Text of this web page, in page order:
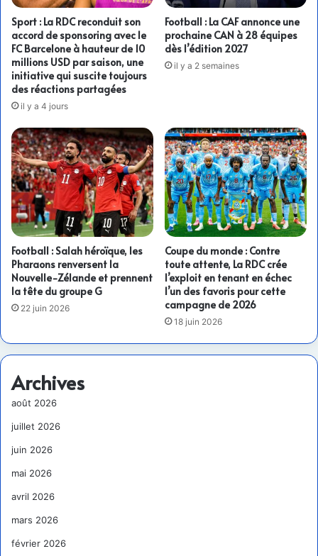
Sport : La RDC reconduit son
accord de sponsoring avec le
FC Barcelone à hauteur de 10
millions USD par saison, une
initiative qui suscite toujours
des réactions partagées
il y a 4 jours
Football : La CAF annonce une
prochaine CAN à 28 équipes
dès l’édition 2027
il y a 2 semaines
Football : Salah héroïque, les
Pharaons renversent la
Nouvelle-Zélande et prennent
la tête du groupe G
22 juin 2026
Coupe du monde : Contre
toute attente, La RDC crée
l’exploit en tenant en échec
l’un des favoris pour cette
campagne de 2026
18 juin 2026
Archives
août 2026
juillet 2026
juin 2026
mai 2026
avril 2026
mars 2026
février 2026